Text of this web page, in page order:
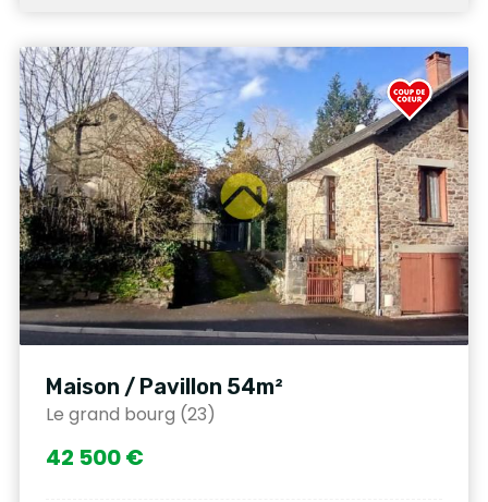
Maison / Pavillon 54m²
Le grand bourg (23)
42 500 €